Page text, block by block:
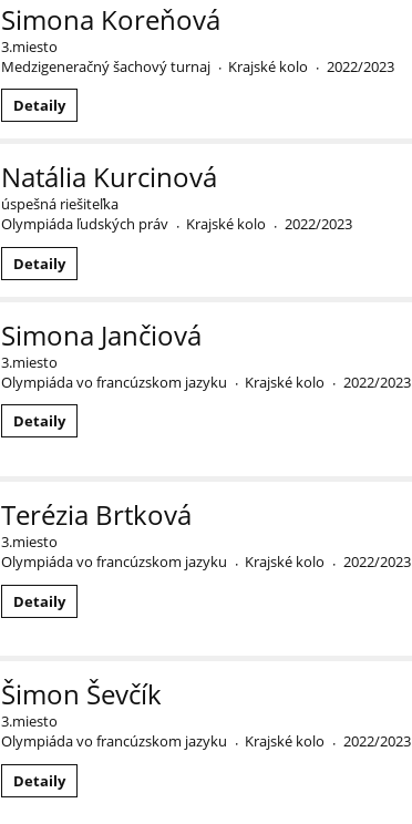
Simona Koreňová
3.miesto
Medzigeneračný šachový turnaj · Krajské kolo · 2022/2023
Detaily
Natália Kurcinová
úspešná riešiteľka
Olympiáda ľudských práv · Krajské kolo · 2022/2023
Detaily
Simona Jančiová
3.miesto
Olympiáda vo francúzskom jazyku · Krajské kolo · 2022/2023
Detaily
Terézia Brtková
3.miesto
Olympiáda vo francúzskom jazyku · Krajské kolo · 2022/2023
Detaily
Šimon Ševčík
3.miesto
Olympiáda vo francúzskom jazyku · Krajské kolo · 2022/2023
Detaily